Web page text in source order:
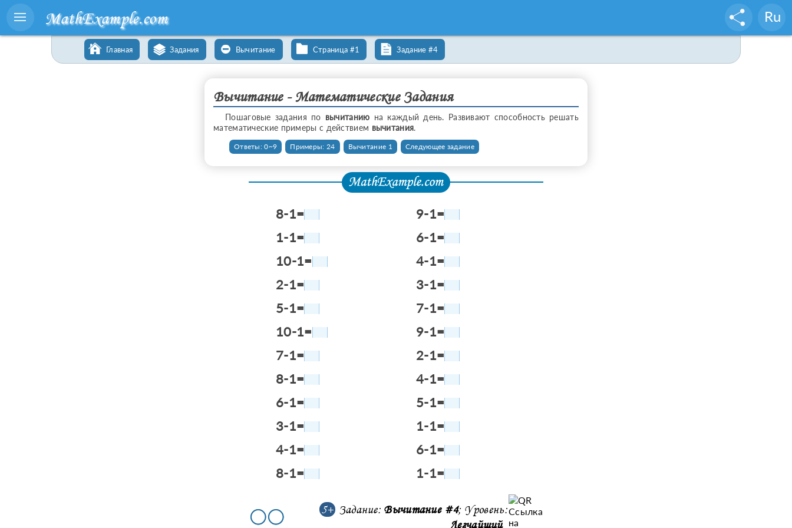
MathExample.com Ru
Главная Задания Вычитание Страница #1 Задание #4
Вычитание - Математические Задания
Пошаговые задания по вычитанию на каждый день. Развивают способность решать
математические примеры с действием вычитания.
Ответы: 0~9 Примеры: 24 Вычитание 1 Следующее задание
8-1=
9-1=
1-1=
6-1=
10-1=
4-1=
2-1=
3-1=
5-1=
7-1=
10-1=
9-1=
7-1=
2-1=
8-1=
4-1=
6-1=
5-1=
3-1=
1-1=
4-1=
6-1=
8-1=
1-1=
5+ Задание: Вычитание #4; Уровень:
Легчайший